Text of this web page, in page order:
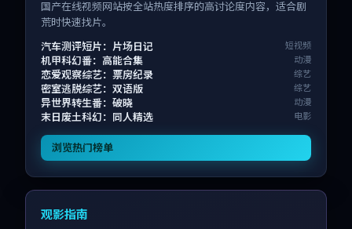
国产在线视频网站按全站热度排序的高讨论度内容，适合剧
荒时快速找片。
汽车测评短片：片场日记
短视频
机甲科幻番：高能合集 动漫
恋爱观察综艺：票房纪录 综艺
密室逃脱综艺：双语版 综艺
异世界转生番：破晓 动漫
末日废土科幻：同人精选 电影
浏览热门榜单
观影指南